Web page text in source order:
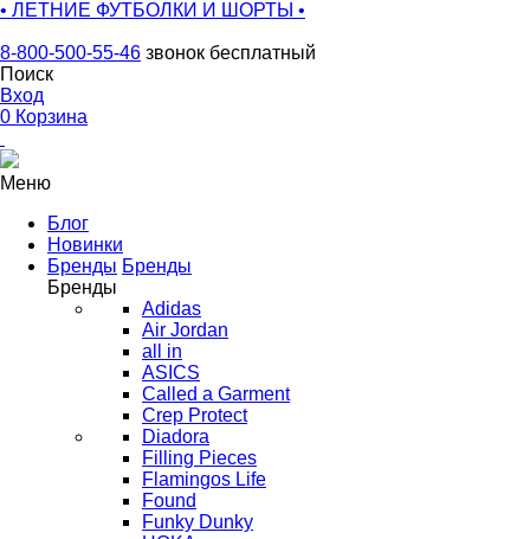
• ЛЕТНИЕ ФУТБОЛКИ И ШОРТЫ •
8-800-500-55-46 звонок бесплатный
Поиск
Вход
0 Корзина
Меню
Блог
Новинки
Бренды Бренды
Бренды
Adidas
Air Jordan
all in
ASICS
Called a Garment
Crep Protect
Diadora
Filling Pieces
Flamingos Life
Found
Funky Dunky